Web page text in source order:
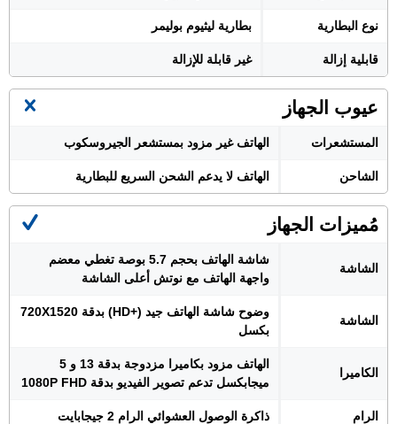
نوع البطارية بطارية ليثيوم بوليمر
قابلية إزالة غير قابلة للإزالة
عيوب الجهاز
المستشعرات الهاتف غير مزود بمستشعر الجيروسكوب
الشاحن الهاتف لا يدعم الشحن السريع للبطارية
مُميزات الجهاز
الشاشة
شاشة الهاتف بحجم 5.7 بوصة تغطي معضم
واجهة الهاتف مع نوتش أعلى الشاشة
الشاشة
وضوح شاشة الهاتف جيد (+HD) بدقة 720X1520
بكسل
الكاميرا
الهاتف مزود بكاميرا مزدوجة بدقة 13 و 5
ميجابكسل تدعم تصوير الفيديو بدقة 1080P FHD
الرام ذاكرة الوصول العشوائي الرام 2 جيجابايت